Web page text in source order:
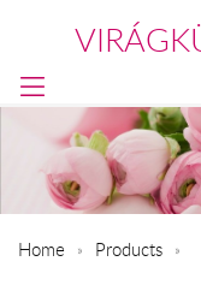
Home Products